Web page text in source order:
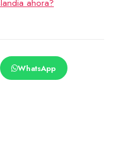
WhatsApp